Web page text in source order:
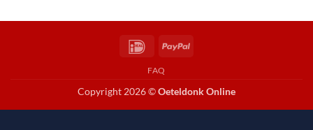
IDeal PayPal
FAQ
Copyright 2026 ©Oeteldonk Online